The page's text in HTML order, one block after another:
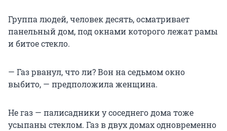
Группа людей, человек десять, осматривает
панельный дом, под окнами которого лежат рамы
и битое стекло.
— Газ рванул, что ли? Вон на седьмом окно
выбито, — предположила женщина.
Не газ — палисадники у соседнего дома тоже
усыпаны стеклом. Газ в двух домах одновременно